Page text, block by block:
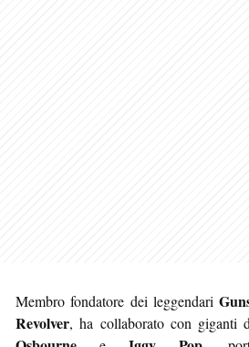
Membro fondatore dei leggendari
Revolver, ha collaborato con giganti